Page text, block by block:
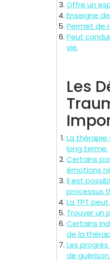
Offre un
Enseigne
Permet de
Peut
vie.
Les
La
long terme.
Certains
émotions
Il est
processus
La TPT
Trouver un
Certains
de la
Les
de